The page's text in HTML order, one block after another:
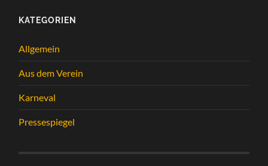
KATEGORIEN
Allgemein
Aus dem Verein
Karneval
Pressespiegel